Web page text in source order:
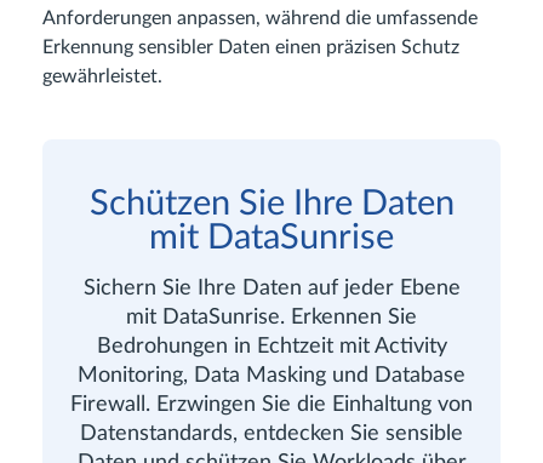
Anforderungen anpassen, während die umfassende
Erkennung sensibler Daten einen präzisen Schutz
gewährleistet.
Schützen Sie Ihre Daten
mit DataSunrise
Sichern Sie Ihre Daten auf jeder Ebene
mit DataSunrise. Erkennen Sie
Bedrohungen in Echtzeit mit Activity
Monitoring, Data Masking und Database
Firewall. Erzwingen Sie die Einhaltung von
Datenstandards, entdecken Sie sensible